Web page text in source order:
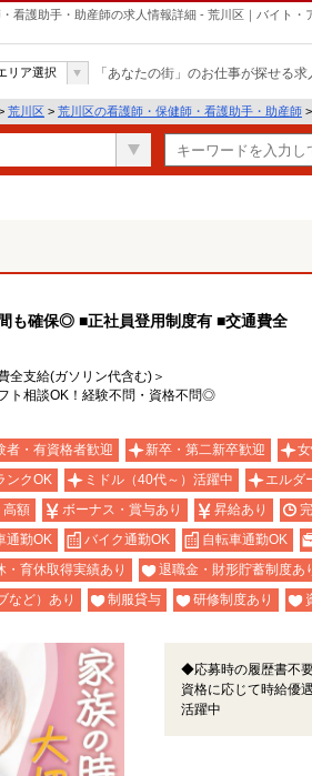
看護助手・助産師の求人情報詳細 - 荒川区｜バイト・
リア選択 「あなたの街」のお仕事が探せる求
荒川区 > 荒川区の看護師・保健師・看護助手・助産師 >
も確保◎ ■正社員登用制度有 ■交通費全
支給(ガソリン代含む)＞
ト相談OK！経験不問・資格不問◎
者・有資格者歓迎 新卒・第二新卒歓迎
ンクOK ミドル（40代～）活躍中
エルダ
高額 ボーナス・賞与あり 昇給あり
通勤OK バイク通勤OK 自転車通勤OK
・育休取得実績あり
退職金・財形貯蓄制度あ
など）あり
制服貸与 研修制度あり
◆応募時の履歴書不
資格に応じて時給優
活躍中